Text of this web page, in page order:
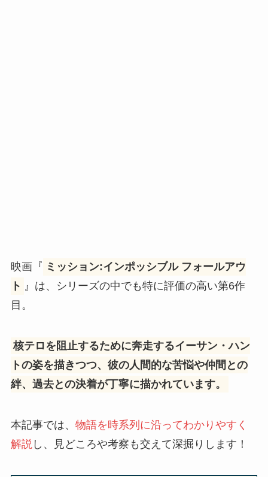
映画『 ミッション:インポッシブル フォールアウ
ト 』は、シリーズの中でも特に評価の高い第6作
目。
核テロを阻止するために奔走するイーサン・ハン
トの姿を描きつつ、彼の人間的な苦悩や仲間との
絆、過去との決着が丁寧に描かれています。
本記事では、 物語を時系列に沿ってわかりやすく
解説 し、見どころや考察も交えて深掘りします！